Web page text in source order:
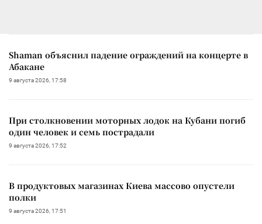
Shaman объяснил падение ограждений на концерте в
Абакане
9 августа 2026, 17:58
При столкновении моторных лодок на Кубани погиб
один человек и семь пострадали
9 августа 2026, 17:52
В продуктовых магазинах Киева массово опустели
полки
9 августа 2026, 17:51